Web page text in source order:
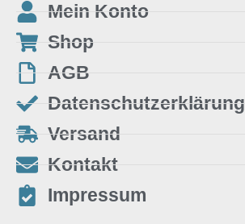
Mein Konto
Shop
AGB
Datenschutzerklärung
Versand
Kontakt
Impressum